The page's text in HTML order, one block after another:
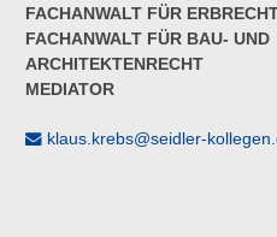
FACHANWALT FÜR
FACHANWALT FÜR BAU- UND
ARCHITEKTENRECHT
MEDIATOR
klaus.krebs@seidler-